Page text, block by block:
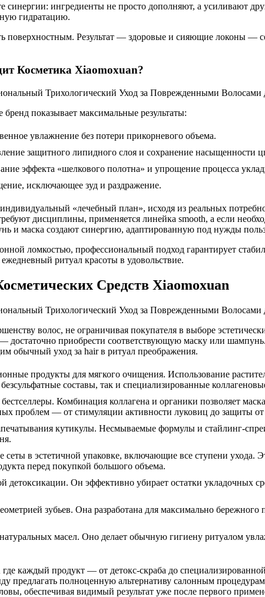
синергии: ингредиенты не просто дополняют, а усиливают
гидратацию.
поверхностным. Результат — здоровые и сияющие локоны —
Косметика Xiaomoxuan?
показывает максимальные результаты:
увлажнение без потери прикорневого объема.
защитного липидного слоя и сохранение насыщенности
эффекта «шелкового полотна» и упрощение процесса
исключающее зуд и раздражение.
«лечебный план», исходя из реальных
дисциплины, применяется линейка smooth, а если
и маска создают синергию, адаптированную под нужды
ломкостью, профессиональный подход гарантирует
ритуал красоты в удовольствие.
Средств Xiaomoxuan
волос, не ограничивая покупателя в выборе
приобрести соответствующую маску или
обычный уход за hair в ритуал преображения.
продукты для мягкого очищения. Использование
составы, так и специализированные
Комбинация коллагена и органики позволяет
проблем — от стимуляции активности луковиц до защиты от
кутикулы. Несмываемые формулы и стайлинг-
в эстетичной упаковке, включающие все ступени ухода.
перед покупкой большого объема.
детоксикации. Он эффективно убирает остатки укладочных
зубьев. Она разработана для максимально
масел. Оно делает обычную гигиену ритуалом
каждый продукт — от детокс-скраба до
предлагать полноценную альтернативу салонным
обеспечивая видимый результат уже после первого